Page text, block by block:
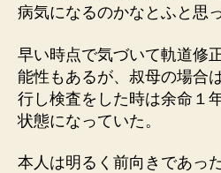
病気になるのかなとふと思
早い時点で気づいて軌道修
能性もあるが、叔母の場合
行し検査をした時は余命１
状態になっていた。
本人は明るく前向きであっ